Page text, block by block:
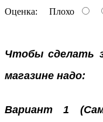
Оценка: Плохо
Чтобы сделать
магазине надо:
Вариант 1